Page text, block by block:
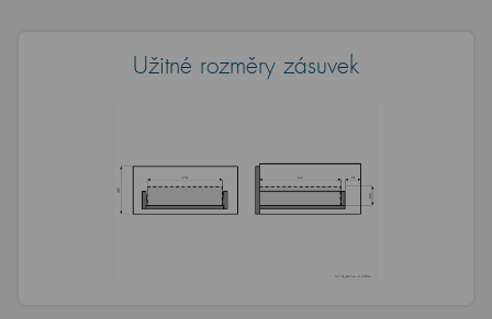
Užitné rozměry zásuvek